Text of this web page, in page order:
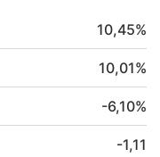
10,45%
10,01%
-6,10%
-1,11